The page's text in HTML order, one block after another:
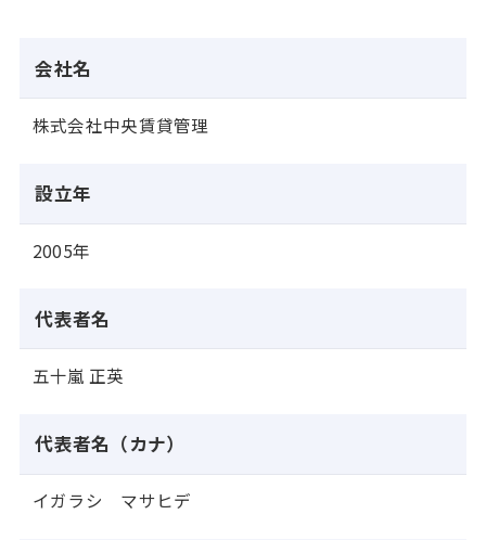
会社名
株式会社中央賃貸管理
設立年
2005年
代表者名
五十嵐 正英
代表者名（カナ）
イガラシ マサヒデ